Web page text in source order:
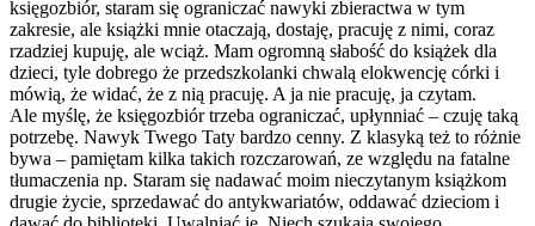
księgozbiór, staram się ograniczać nawyki zbieractwa w tym
zakresie, ale książki mnie otaczają, dostaję, pracuję z nimi, coraz
rzadziej kupuję, ale wciąż. Mam ogromną słabość do książek dla
dzieci, tyle dobrego że przedszkolanki chwalą elokwencję córki i
mówią, że widać, że z nią pracuję. A ja nie pracuję, ja czytam.
Ale myślę, że księgozbiór trzeba ograniczać, upłynniać – czuję taką
potrzebę. Nawyk Twego Taty bardzo cenny. Z klasyką też to różnie
bywa – pamiętam kilka takich rozczarowań, ze względu na fatalne
tłumaczenia np. Staram się nadawać moim nieczytanym książkom
drugie życie, sprzedawać do antykwariatów, oddawać dzieciom i